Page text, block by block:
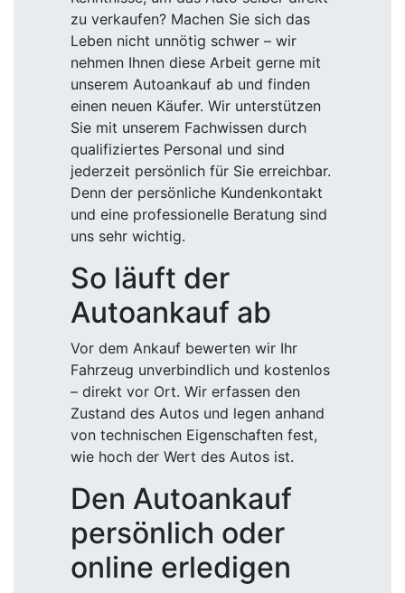
zu verkaufen? Machen Sie sich das
Leben nicht unnötig schwer – wir
nehmen Ihnen diese Arbeit gerne mit
unserem Autoankauf ab und finden
einen neuen Käufer. Wir unterstützen
Sie mit unserem Fachwissen durch
qualifiziertes Personal und sind
jederzeit persönlich für Sie erreichbar.
Denn der persönliche Kundenkontakt
und eine professionelle Beratung sind
uns sehr wichtig.
So läuft der
Autoankauf ab
Vor dem Ankauf bewerten wir Ihr
Fahrzeug unverbindlich und kostenlos
– direkt vor Ort. Wir erfassen den
Zustand des Autos und legen anhand
von technischen Eigenschaften fest,
wie hoch der Wert des Autos ist.
Den Autoankauf
persönlich oder
online erledigen